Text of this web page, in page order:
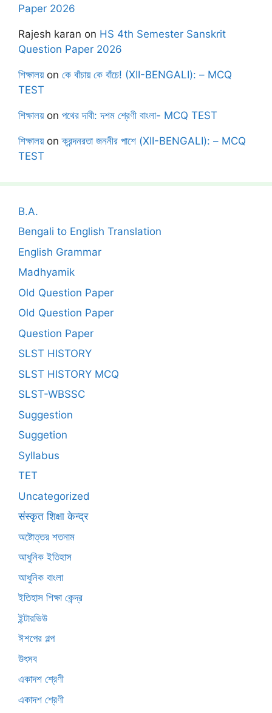
Paper 2026
Rajesh karan on HS 4th Semester Sanskrit
Question Paper 2026
শিক্ষালয়on কে বাঁচায় কে বাঁচে! (XII-BENGALI): – MCQ
TEST
শিক্ষালয়on পথের দাবী: দশম শ্রেণী বাংলা- MCQ TEST
শিক্ষালয়onক্রন্দনরতা জননীর পাশে (XII-BENGALI): – MCQ
TEST
B.A.
Bengali to English Translation
English Grammar
Madhyamik
Old Question Paper
Old Question Paper
Question Paper
SLST HISTORY
SLST HISTORY MCQ
SLST-WBSSC
Suggestion
Suggetion
Syllabus
TET
Uncategorized
संस्कृत शिक्षा केन्द्र
অষ্টোত্তর শতনাম
আধুনিক ইতিহাস
আধুনিক বাংলা
ইতিহাস শিক্ষা কেন্দ্র
ইন্টারভিউ
ঈশপের গল্প
উৎসব
একাদশ শ্রেণী
একাদশ শ্রেণী